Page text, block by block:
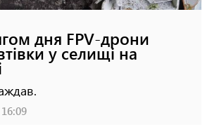
дня FPV-дрони
у селищі на